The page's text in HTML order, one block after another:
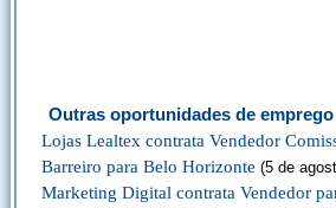
Outras oportunidades de
Lojas Lealtex contrata Vendedor
Barreiro para Belo Horizonte (5 de
Marketing Digital contrata Vendedor